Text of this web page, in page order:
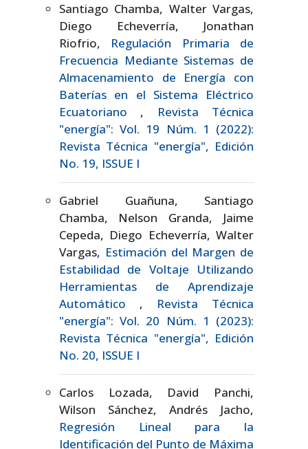
Santiago Chamba, Walter Vargas,
Diego Echeverría, Jonathan
Riofrio, Regulación Primaria de
Frecuencia Mediante Sistemas de
Almacenamiento de Energía con
Baterías en el Sistema Eléctrico
Ecuatoriano ,
Revista Técnica
"energía": Vol. 19 Núm. 1 (2022):
Revista Técnica "energía", Edición
No. 19, ISSUE I
Gabriel Guañuna, Santiago
Chamba, Nelson Granda, Jaime
Cepeda, Diego Echeverría, Walter
Vargas, Estimación del Margen de
Estabilidad de Voltaje Utilizando
Herramientas de Aprendizaje
Automático , Revista Técnica
"energía": Vol. 20 Núm. 1 (2023):
Revista Técnica "energía", Edición
No. 20, ISSUE I
Carlos Lozada, David Panchi,
Wilson Sánchez, Andrés Jacho,
Regresión Lineal para la
Identificación del Punto de Máxima